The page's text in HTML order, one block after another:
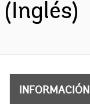
(Inglés)
INFORMACIÓN